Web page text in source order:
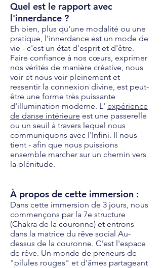
Quel est le rapport avec
l'innerdance ?
Eh bien, plus qu'une modalité ou une
pratique, l'innerdance est un mode de
vie - c'est un état d'esprit et d'être.
Faire confiance à nos cœurs, exprimer
nos vérités de manière créative, nous
voir et nous voir pleinement et
ressentir la connexion divine, est peut-
être une forme très puissante
d'illumination moderne. L' expérience
de danse intérieure est une passerelle
ou un seuil à travers lequel nous
communiquons avec l'Infini. Il nous
tient - afin que nous puissions
ensemble marcher sur un chemin vers
la plénitude.
À propos de cette immersion :
Dans cette immersion de 3 jours, nous
commençons par la 7e structure
(Chakra de la couronne) et entrons
dans la matrice du rêve social Au-
dessus de la couronne. C'est l'espace
de rêve. Un monde de preneurs de
"pilules rouges" et d'âmes partageant